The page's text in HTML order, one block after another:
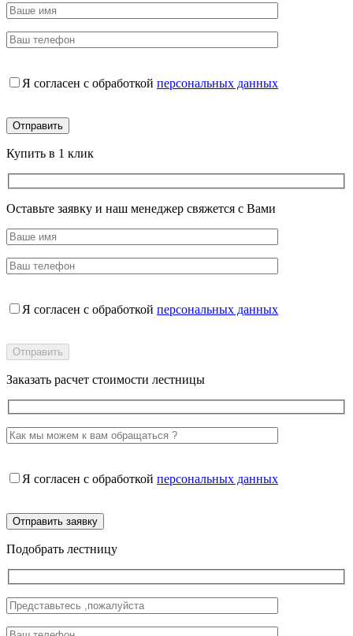
Я согласен с обработкой персональных данных
Купить в 1 клик
Оставьте заявку и наш менеджер свяжется с Вами
Я согласен с обработкой персональных данных
Заказать расчет стоимости лестницы
Я согласен с обработкой персональных данных
Подобрать лестницу